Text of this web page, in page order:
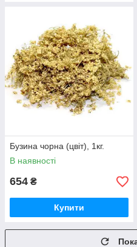
Бузина чорна (цвіт), 1кг.
В наявності
654 ₴
Купити